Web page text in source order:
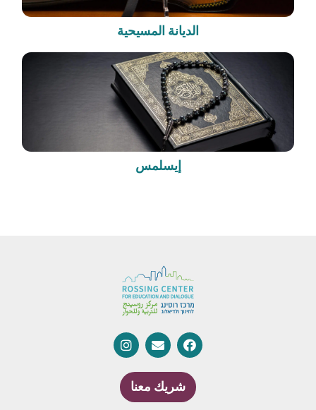
الديانة المسيحية
إيسلمس
شريك معنا